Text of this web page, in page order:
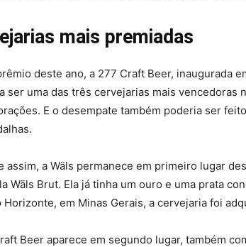
mais premiadas
deste ano, a 277 Craft Beer, inaugurada
ser uma das três cervejarias mais vencedoras
E o desempate também poderia ser
assim, a Wäls permanece em primeiro lugar
Wäls Brut. Ela já tinha um ouro e uma prata
Horizonte, em Minas Gerais, a cervejaria foi
Beer aparece em segundo lugar, também